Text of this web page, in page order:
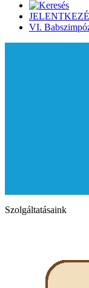
VI.
Szolgáltatásaink